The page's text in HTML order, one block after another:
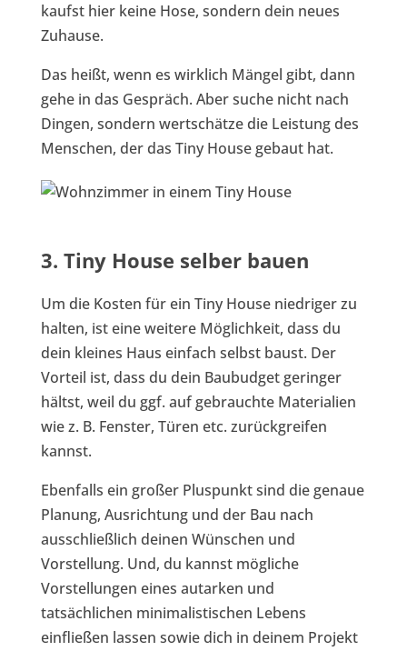
kaufst hier keine Hose, sondern dein neues
Zuhause.
Das heißt, wenn es wirklich Mängel gibt, dann
gehe in das Gespräch. Aber suche nicht nach
Dingen, sondern wertschätze die Leistung des
Menschen, der das Tiny House gebaut hat.
3. Tiny House selber bauen
Um die Kosten für ein Tiny House niedriger zu
halten, ist eine weitere Möglichkeit, dass du
dein kleines Haus einfach selbst baust. Der
Vorteil ist, dass du dein Baubudget geringer
hältst, weil du ggf. auf gebrauchte Materialien
wie z. B. Fenster, Türen etc. zurückgreifen
kannst.
Ebenfalls ein großer Pluspunkt sind die genaue
Planung, Ausrichtung und der Bau nach
ausschließlich deinen Wünschen und
Vorstellung. Und, du kannst mögliche
Vorstellungen eines autarken und
tatsächlichen minimalistischen Lebens
einfließen lassen sowie dich in deinem Projekt